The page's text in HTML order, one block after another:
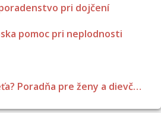
pri dojčení
pomoc pri neplodnosti
Čakáš nečakané dieťa? Poradňa pre ženy a dievčatá